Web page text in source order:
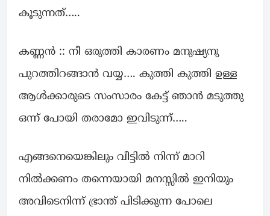
കൂടുന്നത്…..
കണ്ണൻ :: നീ ഒരുത്തി കാരണം മനുഷ്യനു
പുറത്തിറങ്ങാൻ വയ്യ…. കുത്തി കുത്തി ഉള്ള
ആൾക്കാരുടെ സംസാരം കേട്ട് ഞാൻ മടുത്തു
ഒന്ന് പോയി തരാമോ ഇവിടുന്ന്…..
എങ്ങനെയെങ്കിലും വീട്ടിൽ നിന്ന് മാറി
നിൽക്കണം തന്നെയായി മനസ്സിൽ ഇനിയും
അവിടെനിന്ന് ഭ്രാന്ത് പിടിക്കുന്ന പോലെ